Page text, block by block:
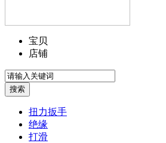
宝贝
店铺
扭力扳手
绝缘
打滑